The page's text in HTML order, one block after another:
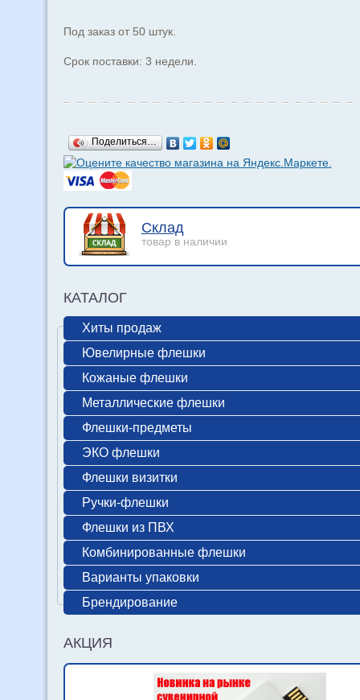
Под заказ от 50 штук.
Срок поставки: 3 недели.
Поделиться…
Склад
товар в наличии
КАТАЛОГ
Хиты продаж
Ювелирные флешки
Кожаные флешки
Металлические флешки
Флешки-предметы
ЭКО флешки
Флешки визитки
Ручки-флешки
Флешки из ПВХ
Комбинированные флешки
Варианты упаковки
Брендирование
АКЦИЯ